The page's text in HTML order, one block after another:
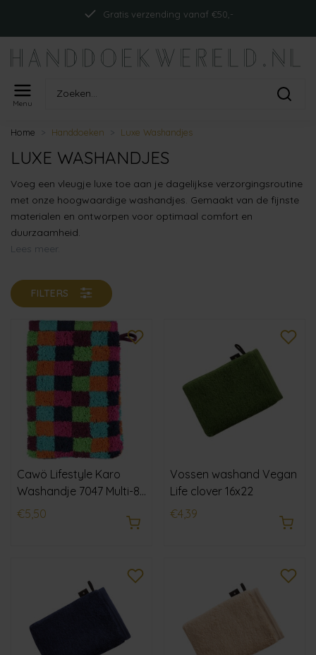
Gratis verzending vanaf €50,-
Menu
Home Handdoeken Luxe Washandjes
LUXE WASHANDJES
Voeg een vleugje luxe toe aan je dagelijkse verzorgingsroutine
met onze hoogwaardige washandjes. Gemaakt van de fijnste
materialen en ontworpen voor optimaal comfort en
duurzaamheid.
Lees meer.
FILTERS
Cawö Lifestyle Karo
Washandje 7047 Multi-84
16x22
€5,50
Vossen washand Vegan
Life clover 16x22
€4,39